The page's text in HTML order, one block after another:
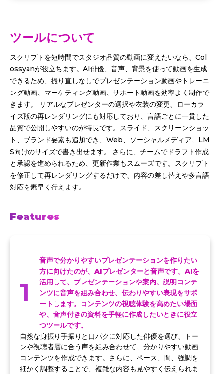
ツールについて
スクリプトを短時間でスタジオ品質の動画に変えたいなら、Col
ossyanが役立ちます。AI俳優、音声、背景を使って動画を生成
できるため、撮り直しなしでプレゼンテーション動画やトレーニ
ング動画、マーケティング動画、サポート動画を効率よく制作で
きます。 リアルなプレゼンターの選択や衣装の変更、ローカラ
イズ版の再レンダリングにも対応しており、言語ごとに一貫した
品質で公開しやすいのが特長です。スライド、スクリーンショッ
ト、ブランド要素も追加でき、Web、ソーシャルメディア、LM
S向けのサイズで書き出せます。 さらに、チームでドラフト作成
と承認を進められるため、更新作業もスムーズです。スクリプト
を修正して再レンダリングするだけで、内容の差し替えや多言語
対応を素早く行えます。
Features
1
音声で分かりやすいプレゼンテーションを作りたい
方に向けたのが、AIプレゼンターと音声です。AIを
活用して、プレゼンテーションや案内、説明コンテ
ンツに音声を組み合わせ、伝わりやすい表現をサポ
ートします。コンテンツの視聴体験を高めたい場面
や、音声付きの資料を手軽に作成したいときに役立
つツールです。
自然な身振り手振りと口パクに対応した俳優を選び、トー
ンや視聴者層に合う声を組み合わせて、分かりやすい動画
コンテンツを作成できます。さらに、ペース、間、強調を
細かく調整することで、複雑な内容も見やすく伝えられま